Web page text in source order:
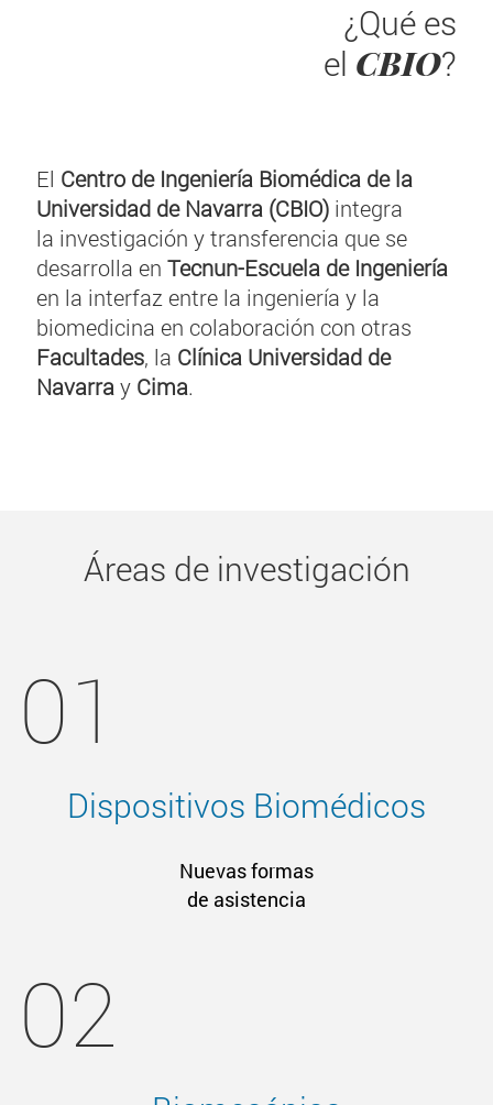
¿Qué es
el CBIO?
El Centro de Ingeniería Biomédica de la
Universidad de Navarra (CBIO) integra
la investigación y transferencia que se
desarrolla en Tecnun-Escuela de Ingeniería
en la interfaz entre la ingeniería y la
biomedicina en colaboración con otras
Facultades, la Clínica Universidad de
Navarra y Cima.
Áreas de investigación
01
Dispositivos Biomédicos
Nuevas formas
de asistencia
02